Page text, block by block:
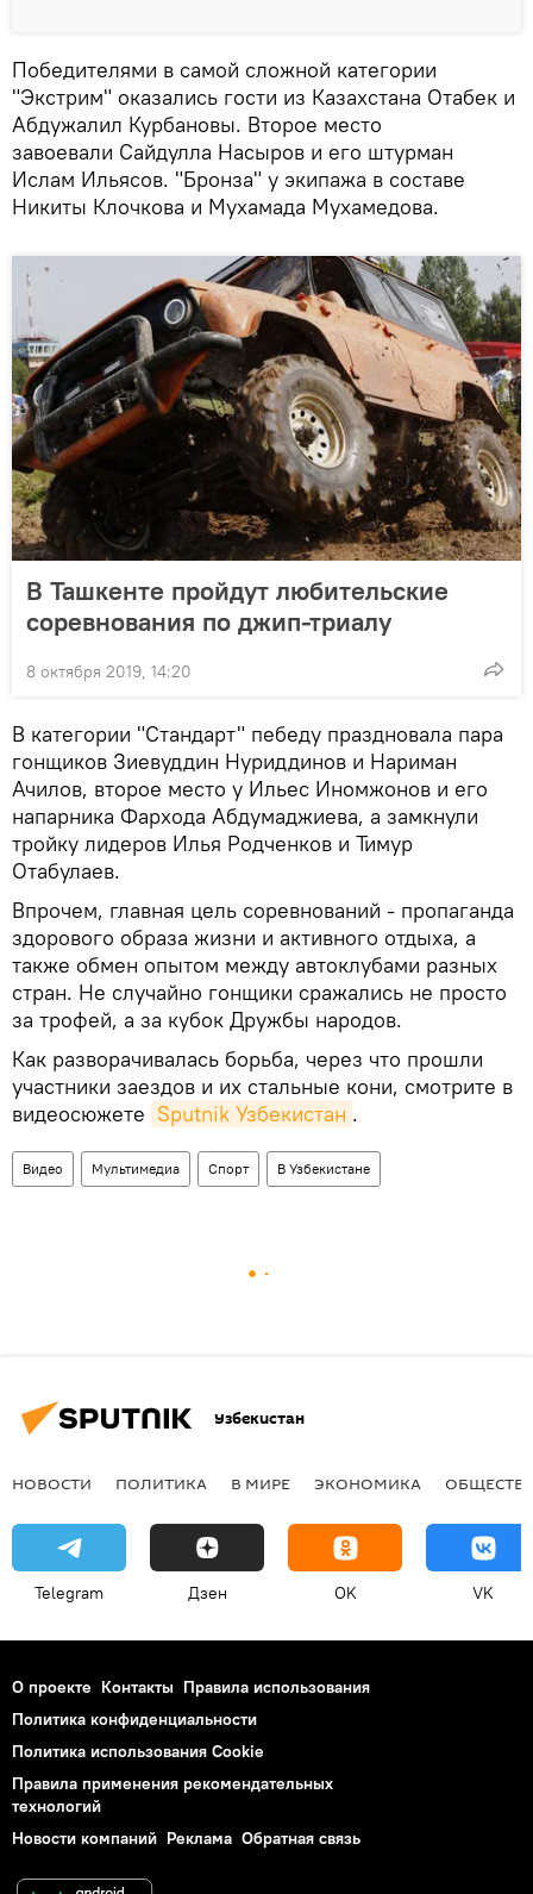
Победителями в самой сложной категории
"Экстрим" оказались гости из Казахстана Отабек и
Абдужалил Курбановы. Второе место
завоевали Сайдулла Насыров и его штурман
Ислам Ильясов. "Бронза" у экипажа в составе
Никиты Клочкова и Мухамада Мухамедова.
В Ташкенте пройдут любительские
соревнования по джип-триалу
8 октября 2019, 14:20
В категории "Стандарт" пебеду праздновала пара
гонщиков Зиевуддин Нуриддинов и Нариман
Ачилов, второе место у Ильес Иномжонов и его
напарника Фархода Абдумаджиева, а замкнули
тройку лидеров Илья Родченков и Тимур
Отабулаев.
Впрочем, главная цель соревнований - пропаганда
здорового образа жизни и активного отдыха, а
также обмен опытом между автоклубами разных
стран. Не случайно гонщики сражались не просто
за трофей, а за кубок Дружбы народов.
Как разворачивалась борьба, через что прошли
участники заездов и их стальные кони, смотрите в
видеосюжете Sputnik Узбекистан .
Видео Мультимедиа Спорт В Узбекистане
Узбекистан
НОВОСТИ ПОЛИТИКА В МИРЕ ЭКОНОМИКА
Telegram Дзен OK VK
О проекте Контакты Правила использования
Политика конфиденциальности
Политика использования Cookie
Правила применения рекомендательных
технологий
Новости компаний Реклама Обратная связь